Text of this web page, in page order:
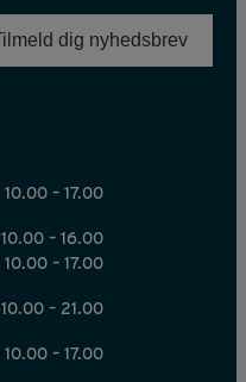
10.00 – 17.00
10.00 – 16.00
10.00 – 17.00
10.00 – 21.00
10.00 – 17.00